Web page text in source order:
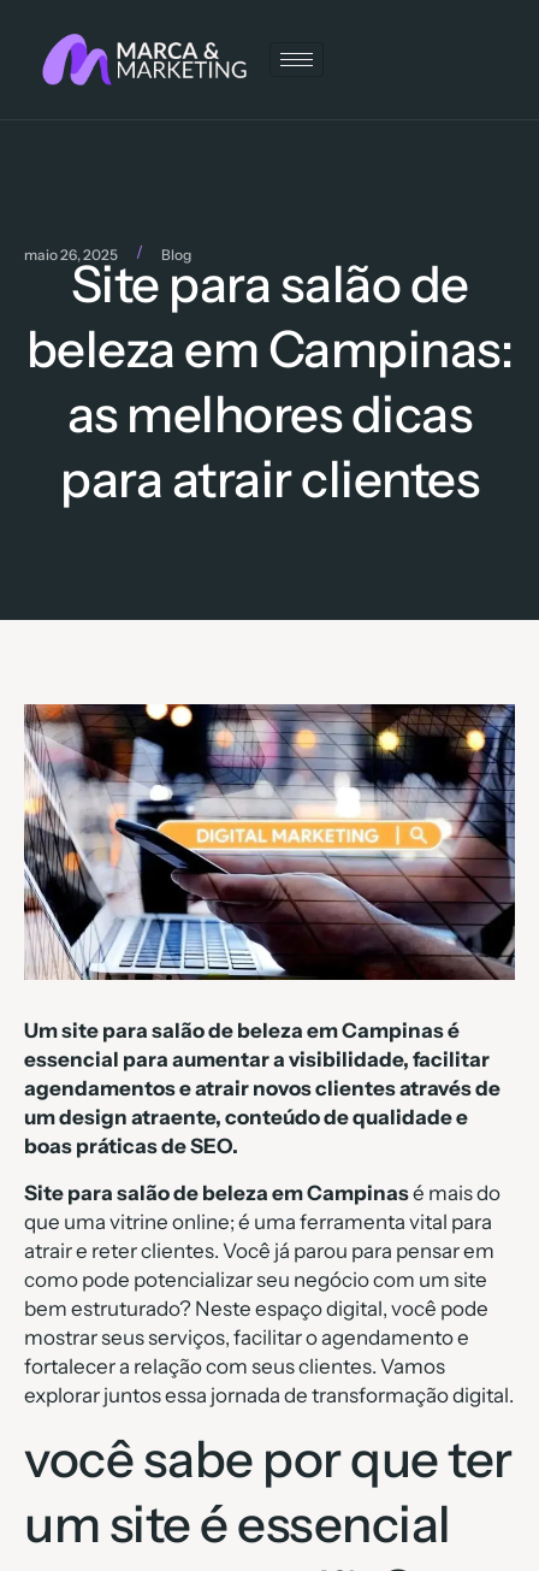
maio 26, 2025 / Blog
Site para salão de
beleza em Campinas:
as melhores dicas
para atrair clientes
Um site para salão de beleza em Campinas é
essencial para aumentar a visibilidade, facilitar
agendamentos e atrair novos clientes através de
um design atraente, conteúdo de qualidade e
boas práticas de SEO.
Site para salão de beleza em Campinasé mais do
que uma vitrine online; é uma ferramenta vital para
atrair e reter clientes. Você já parou para pensar em
como pode potencializar seu negócio com um site
bem estruturado? Neste espaço digital, você pode
mostrar seus serviços, facilitar o agendamento e
fortalecer a relação com seus clientes. Vamos
explorar juntos essa jornada de transformação digital.
você sabe por que ter
um site é essencial